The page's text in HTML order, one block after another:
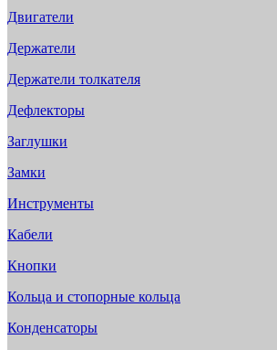
Двигатели
Держатели
Держатели толкателя
Дефлекторы
Заглушки
Замки
Инструменты
Кабели
Кнопки
Кольца и стопорные кольца
Конденсаторы